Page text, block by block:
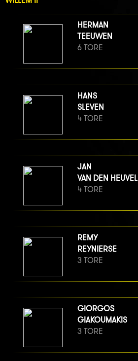
HERMAN
TEEUWEN
6 TORE
HANS
SLEVEN
4 TORE
JAN
VAN DEN HEUVEL
4 TORE
REMY
REYNIERSE
3 TORE
GIORGOS
GIAKOUMAKIS
3 TORE